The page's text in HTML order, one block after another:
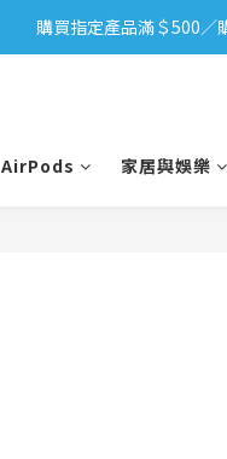
購買指定產品滿＄500／
AirPods 家居與娛樂